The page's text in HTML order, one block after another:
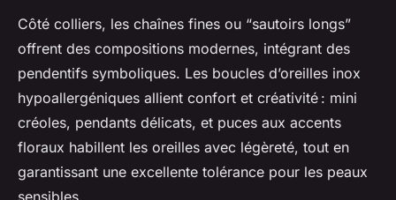
Côté colliers, les chaînes fines ou “sautoirs longs”
offrent des compositions modernes, intégrant des
pendentifs symboliques. Les boucles d’oreilles inox
hypoallergéniques allient confort et créativité : mini
créoles, pendants délicats, et puces aux accents
floraux habillent les oreilles avec légèreté, tout en
garantissant une excellente tolérance pour les peaux